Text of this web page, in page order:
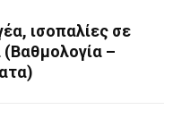
ισοπαλίες σε
–